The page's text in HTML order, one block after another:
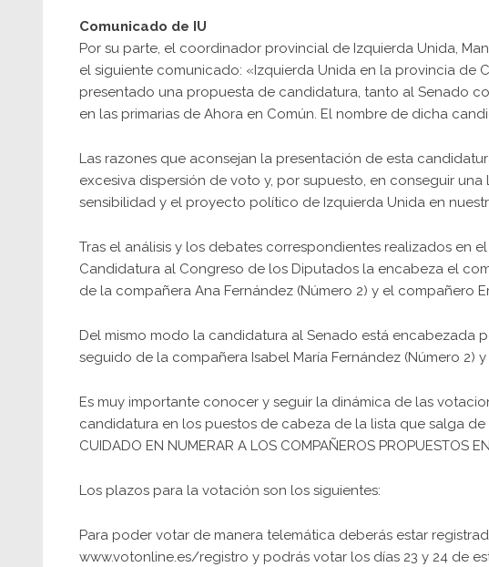
Comunicado de IU
Por su parte, el coordinador provincial de Izquierda Unida,
el siguiente comunicado: «Izquierda Unida en la provincia de
presentado una propuesta de candidatura, tanto al Senado
en las primarias de Ahora en Común. El nombre de dicha
Las razones que aconsejan la presentación de esta
excesiva dispersión de voto y, por supuesto, en conseguir
sensibilidad y el proyecto político de Izquierda Unida en
Tras el análisis y los debates correspondientes realizados en
Candidatura al Congreso de los Diputados la encabeza el
de la compañera Ana Fernández (Número 2) y el compañero
Del mismo modo la candidatura al Senado está encabezada
seguido de la compañera Isabel María Fernández (Número 2)
Es muy importante conocer y seguir la dinámica de las
candidatura en los puestos de cabeza de la lista que salga de
CUIDADO EN NUMERAR A LOS COMPAÑEROS PROPUESTOS
Los plazos para la votación son los siguientes:
Para poder votar de manera telemática deberás estar
www.votonline.es/registro y podrás votar los días 23 y 24 de